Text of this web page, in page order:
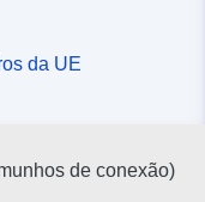
da UE
de conexão)